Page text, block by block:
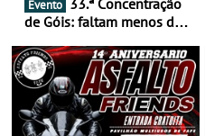
Evento
de Góis: faltam menos de
16 de agosto